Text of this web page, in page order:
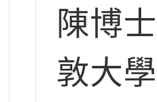
陳博
敦大